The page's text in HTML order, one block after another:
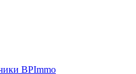
BPImmo